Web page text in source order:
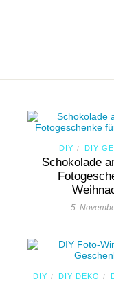
DIY / DIY
Schokolade
5.
DIY / DIY DEKO /